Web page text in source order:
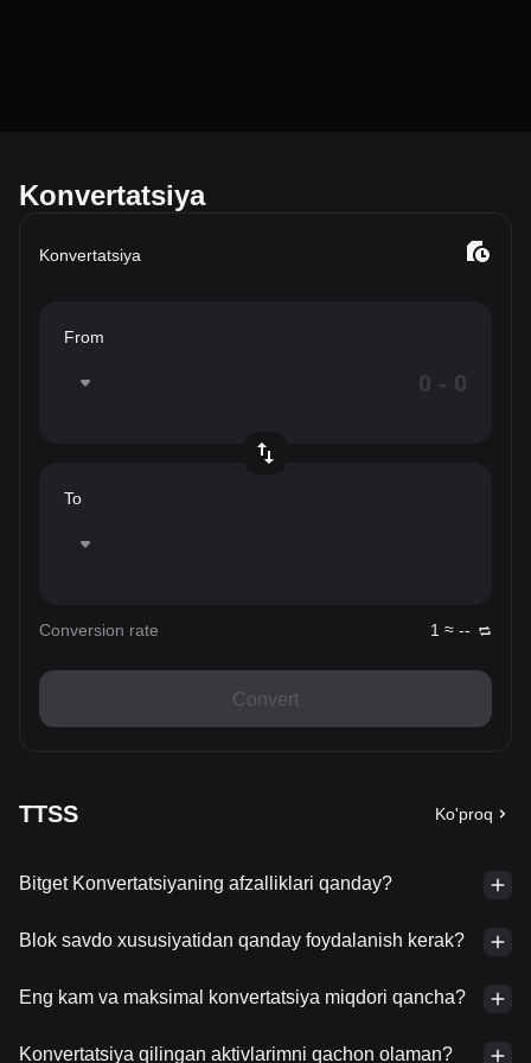
Konvertatsiya
Konvertatsiya
From
To
Conversion rate 1 ≈ --
Convert
TTSS Ko'proq
Bitget Konvertatsiyaning afzalliklari qanday?
Blok savdo xususiyatidan qanday foydalanish kerak?
Eng kam va maksimal konvertatsiya miqdori qancha?
Konvertatsiya qilingan aktivlarimni qachon olaman?